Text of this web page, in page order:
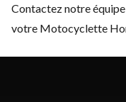
Contactez notre équipe
votre Motocyclette